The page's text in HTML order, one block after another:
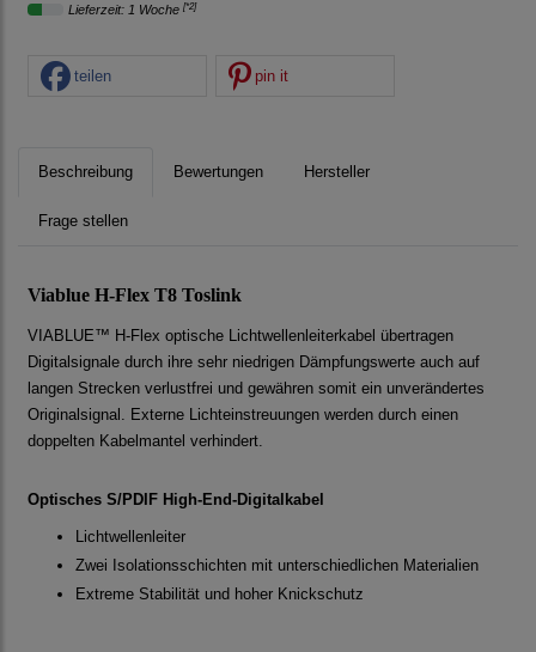
Lieferzeit: 1 Woche [*2]
teilen pin it
Beschreibung Bewertungen Hersteller
Frage stellen
Viablue H-Flex T8 Toslink
VIABLUE™ H-Flex optische Lichtwellenleiterkabel übertragen
Digitalsignale durch ihre sehr niedrigen Dämpfungswerte auch auf
langen Strecken verlustfrei und gewähren somit ein unverändertes
Originalsignal. Externe Lichteinstreuungen werden durch einen
doppelten Kabelmantel verhindert.
Optisches S/PDIF High-End-Digitalkabel
Lichtwellenleiter
Zwei Isolationsschichten mit unterschiedlichen Materialien
Extreme Stabilität und hoher Knickschutz